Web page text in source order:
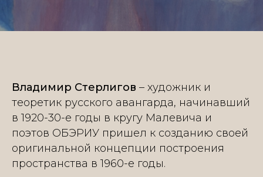
Владимир Стерлигов – художник и
теоретик русского авангарда, начинавший
в 1920-30-е годы в кругу Малевича и
поэтов ОБЭРИУ пришел к созданию своей
оригинальной концепции построения
пространства в 1960-е годы.